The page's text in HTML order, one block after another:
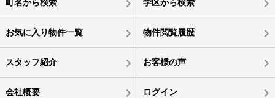
町名から検索 学区から検索
お気に入り物件一覧 物件閲覧履歴
スタッフ紹介 お客様の声
会社概要 ログイン